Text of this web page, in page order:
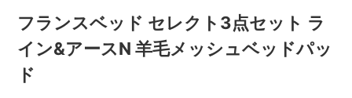
フランスベッド セレクト3点セット ラ
イン&アースN 羊毛メッシュベッドパッ
ド